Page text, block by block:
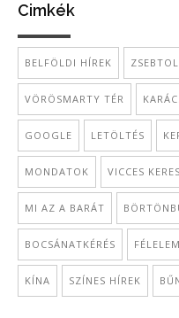
Cimkék
BELFÖLDI HÍREK
VÖRÖSMARTY TÉR
GOOGLE LETÖLTÉS
MONDATOK VICCES
MI AZ A BARÁT
BOCSÁNATKÉRÉS FÉLELEM
KÍNA SZÍNES HÍREK